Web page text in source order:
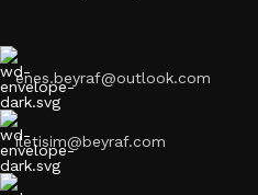
enes.beyraf@outlook.com
iletisim@beyraf.com